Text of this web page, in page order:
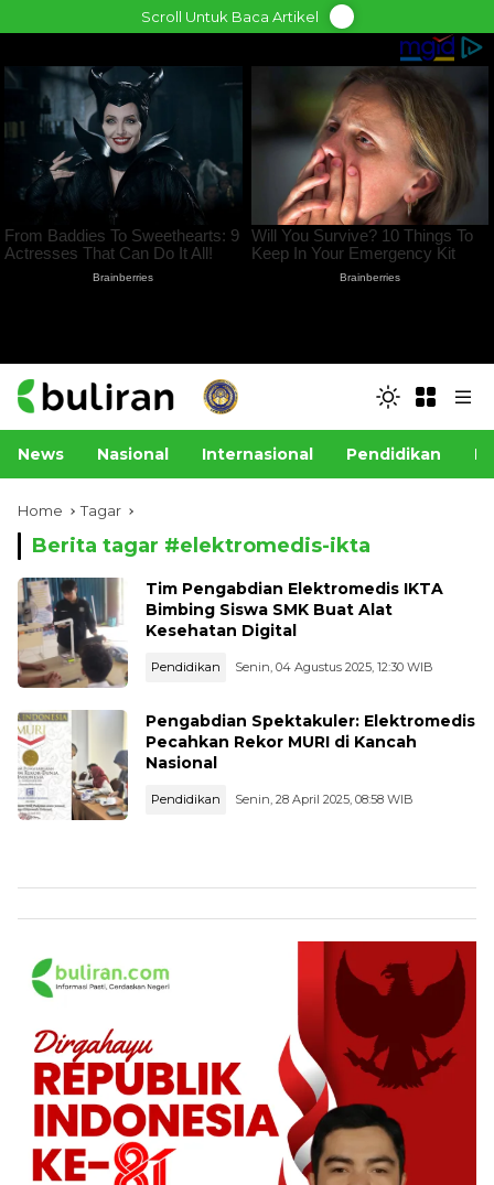
to
Scroll Untuk Baca Artikel
News Nasional Internasional Pendidikan
Home Tagar
Berita tagar #elektromedis-ikta
Tim Pengabdian Elektromedis IKTA
Bimbing Siswa SMK Buat Alat
Kesehatan Digital
Pendidikan Senin, 04 Agustus 2025, 12:30 WIB
Pengabdian Spektakuler: Elektromedis
Pecahkan Rekor MURI di Kancah
Nasional
Pendidikan Senin, 28 April 2025, 08:58 WIB